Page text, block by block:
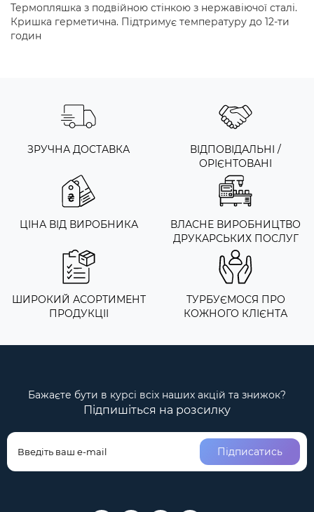
Термопляшка з подвійною стінкою з нержавіючої сталі.
Кришка герметична. Підтримує температуру до 12-ти
годин
ЗРУЧНА ДОСТАВКА
ВІДПОВІДАЛЬНІ /
ОРІЄНТОВАНІ
ЦІНА ВІД ВИРОБНИКА
ВЛАСНЕ ВИРОБНИЦТВО
ДРУКАРСЬКИХ ПОСЛУГ
ШИРОКИЙ АСОРТИМЕНТ
ПРОДУКЦІІ
ТУРБУЄМОСЯ ПРО
КОЖНОГО КЛІЄНТА
Бажаєте бути в курсі всіх наших акцій та знижок?
Підпишіться на розсилку
Підписатись